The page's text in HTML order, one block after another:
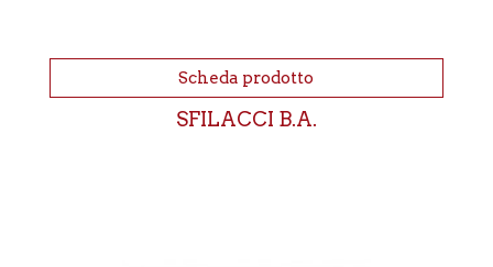
Scheda prodotto
SFILACCI B.A.